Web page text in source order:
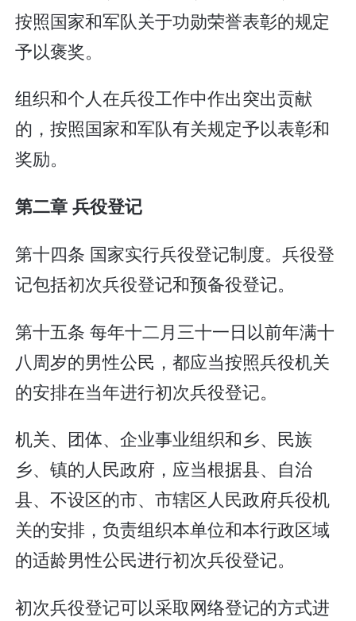
按照国家和军队关于功勋荣誉表彰的规定
予以褒奖。
组织和个人在兵役工作中作出突出贡献
的，按照国家和军队有关规定予以表彰和
奖励。
第二章 兵役登记
第十四条 国家实行兵役登记制度。兵役登
记包括初次兵役登记和预备役登记。
第十五条 每年十二月三十一日以前年满十
八周岁的男性公民，都应当按照兵役机关
的安排在当年进行初次兵役登记。
机关、团体、企业事业组织和乡、民族
乡、镇的人民政府，应当根据县、自治
县、不设区的市、市辖区人民政府兵役机
关的安排，负责组织本单位和本行政区域
的适龄男性公民进行初次兵役登记。
初次兵役登记可以采取网络登记的方式进